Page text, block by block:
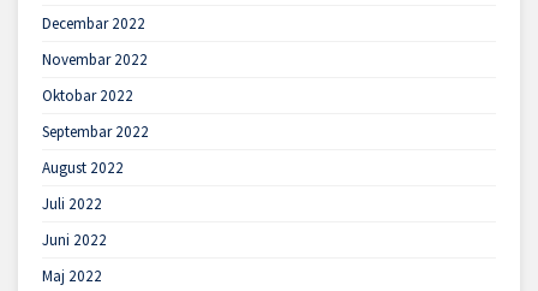
Decembar 2022
Novembar 2022
Oktobar 2022
Septembar 2022
August 2022
Juli 2022
Juni 2022
Maj 2022